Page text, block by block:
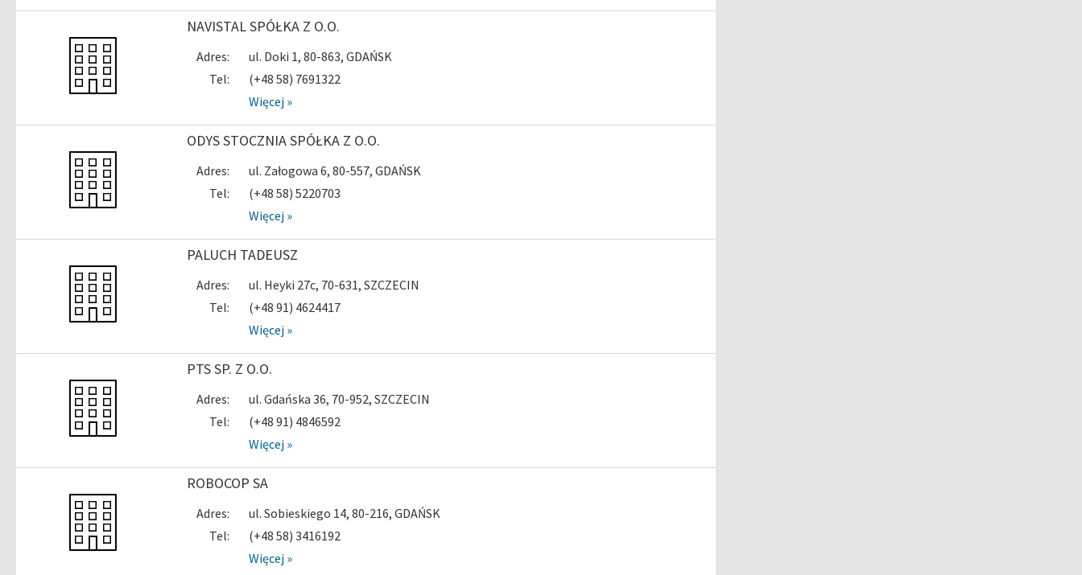
NAVISTAL SPÓŁKA Z O.O.
Adres:
ul. Doki 1, 80-863, GDAŃSK
Tel:
(+48 58) 7691322
Więcej »
ODYS STOCZNIA SPÓŁKA Z O.O.
Adres:
ul. Załogowa 6, 80-557, GDAŃSK
Tel:
(+48 58) 5220703
Więcej »
PALUCH TADEUSZ
Adres:
ul. Heyki 27c, 70-631, SZCZECIN
Tel:
(+48 91) 4624417
Więcej »
PTS SP. Z O.O.
Adres:
ul. Gdańska 36, 70-952, SZCZECIN
Tel:
(+48 91) 4846592
Więcej »
ROBOCOP SA
Adres:
ul. Sobieskiego 14, 80-216, GDAŃSK
Tel:
(+48 58) 3416192
Więcej »